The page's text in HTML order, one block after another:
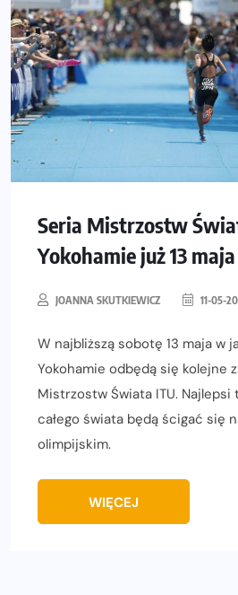
Seria Mistrzostw
Yokohamie już 13 maja
JOANNA SKUTKIEWICZ 11-05-
W najbliższą sobotę 13 maja w
Yokohamie odbędą się kolejne
Mistrzostw Świata ITU.
całego świata będą ścigać się
olimpijskim.
WIĘCEJ